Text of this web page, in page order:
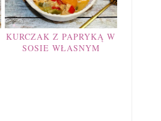
KURCZAK Z PAPRYKĄ W
SOSIE WŁASNYM